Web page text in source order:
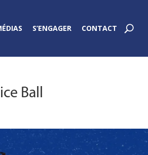
S’ENGAGER CONTACT
Ball